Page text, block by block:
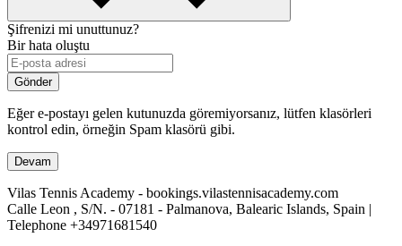
Şifrenizi mi unuttunuz?
Bir hata oluştu
Gönder
Eğer e-postayı gelen kutunuzda göremiyorsanız, lütfen klasörleri
kontrol edin, örneğin Spam klasörü gibi.
Devam
Vilas Tennis Academy - bookings.vilastennisacademy.com
Calle Leon , S/N. - 07181 - Palmanova, Balearic Islands, Spain |
Telephone +34971681540